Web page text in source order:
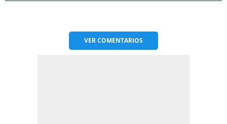
VERCOMENTARIOS